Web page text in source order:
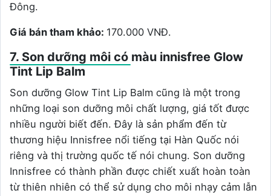
Đông.
Giá bán tham khảo: 170.000 VNĐ.
7. Son dưỡng môi có màu innisfree Glow
Tint Lip Balm
Son dưỡng Glow Tint Lip Balm cũng là một trong
những loại son dưỡng môi chất lượng, giá tốt được
nhiều người biết đến. Đây là sản phẩm đến từ
thương hiệu Innisfree nổi tiếng tại Hàn Quốc nói
riêng và thị trường quốc tế nói chung. Son dưỡng
Innisfree có thành phần được chiết xuất hoàn toàn
từ thiên nhiên có thể sử dụng cho môi nhạy cảm lẫn